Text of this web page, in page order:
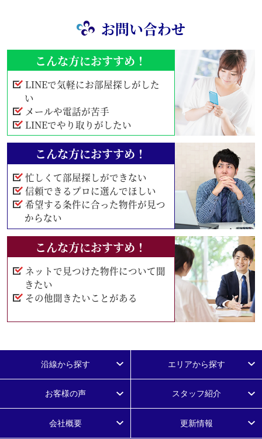
お問い合わせ
こんな方におすすめ！
LINEで気軽にお部屋探しがした
い
メールや電話が苦手
LINEでやり取りがしたい
こんな方におすすめ！
忙しくて部屋探しができない
信頼できるプロに選んでほしい
希望する条件に合った物件が見つ
からない
こんな方におすすめ！
ネットで見つけた物件について聞
きたい
その他聞きたいことがある
沿線から探す エリアから探す
お客様の声 スタッフ紹介
会社概要 更新情報